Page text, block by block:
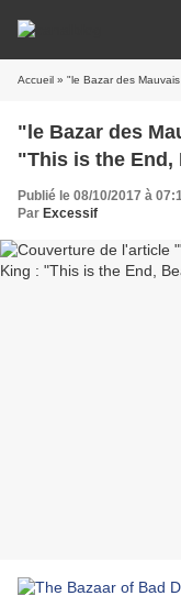
Accueil » "le Bazar des Mauvais
"le Bazar des
"This is the
Publié le 08/10/2017 à
Par Excessif